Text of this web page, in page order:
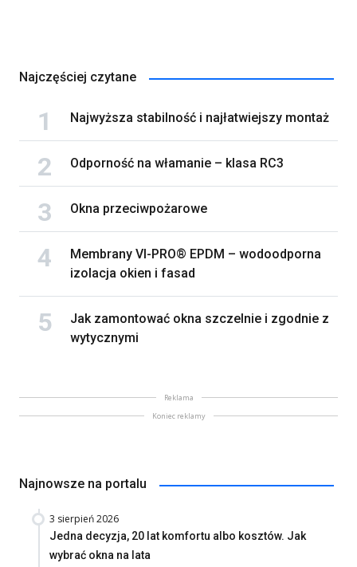
Najczęściej czytane
Najwyższa stabilność i najłatwiejszy montaż
Odporność na włamanie – klasa RC3
Okna przeciwpożarowe
Membrany VI-PRO® EPDM – wodoodporna
izolacja okien i fasad
Jak zamontować okna szczelnie i zgodnie z
wytycznymi
Reklama
Koniec reklamy
Najnowsze na portalu
3 sierpień 2026
Jedna decyzja, 20 lat komfortu albo kosztów. Jak
wybrać okna na lata